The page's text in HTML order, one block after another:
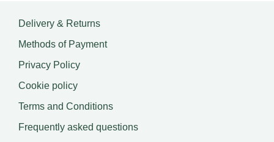
Delivery & Returns
Methods of Payment
Privacy Policy
Cookie policy
Terms and Conditions
Frequently asked questions